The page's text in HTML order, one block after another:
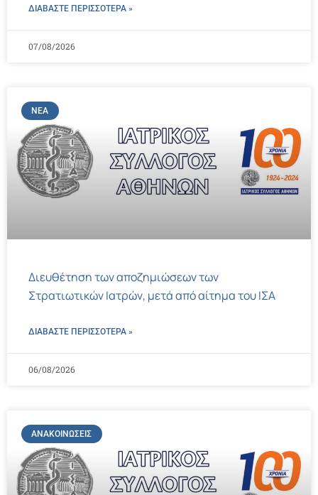
ΔΙΑΒΑΣΤΕ ΠΕΡΙΣΣΌΤΕΡΑ »
07/08/2026
ΝΈΑ
Διευθέτηση των αποζημιώσεων των
Στρατιωτικών Ιατρών, μετά από αίτημα του ΙΣΑ
ΔΙΑΒΑΣΤΕ ΠΕΡΙΣΣΌΤΕΡΑ »
06/08/2026
ΑΝΑΚΟΙΝΏΣΕΙΣ